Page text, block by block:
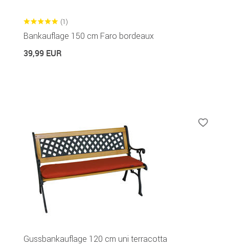
(1)
Bankauflage 150 cm Faro bordeaux
39,99 EUR
Gussbankauflage 120 cm uni terracotta